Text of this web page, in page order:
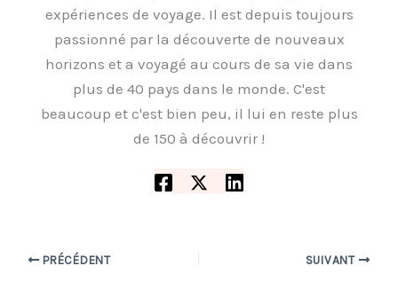
expériences de voyage. Il est depuis toujours
passionné par la découverte de nouveaux
horizons et a voyagé au cours de sa vie dans
plus de 40 pays dans le monde. C'est
beaucoup et c'est bien peu, il lui en reste plus
de 150 à découvrir !
PRÉCÉDENT SUIVANT